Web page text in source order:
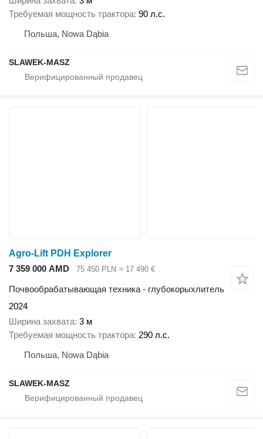
Требуемая мощность трактора 90 л.с.
Польша, Nowa Dąbia
SLAWEK-MASZ
Agro-Lift PDH Explorer
7 359 000 AMD
75 450 PLN ≈ 17 490 €
Почвообрабатывающая техника - глубокорыхлитель
2024
Ширина захвата 3 м
Требуемая мощность трактора 290 л.с.
Польша, Nowa Dąbia
SLAWEK-MASZ